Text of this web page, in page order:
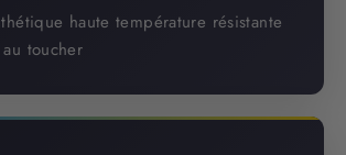
haute température résistante
toucher